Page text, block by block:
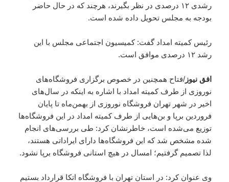
رشدی ۱۲ درصدی در نظر بگیرند، هرچند که در حال حاضر
بودجه به مجلس تحویل داده شده است.
رئیس کمیته امداد گفت: کمیسیون اجتماعی مجلس با این
رشد ۱۲ درصدی موافق است.
افق نیوز/فتاح همچنین در خصوص برگزاری فروشگاه‌های
نوروزی از طرف کمیته امداد با اشاره به اینکه در سال‌های
اخیر در شهر تهران فروشگاه نوروزی از بهمن‌ماه تا پایان
فروردین برپا و بن‌هایی از طرف کمیته امداد در این فروشگاه‌ها
توزیع می‌شده است، خاطرنشان کرد: طی بررسی‌های انجام
شده مشخص شد که این فروشگاه‌ها دارای ایراداتی هستند،
لذا تصمیم گرفتیم؛ امسال در هیچ استانی فروشگاه برپا نشود.
وی عنوان کرد: در استان تهران با فروشگاه اتکا قرارداد بستیم